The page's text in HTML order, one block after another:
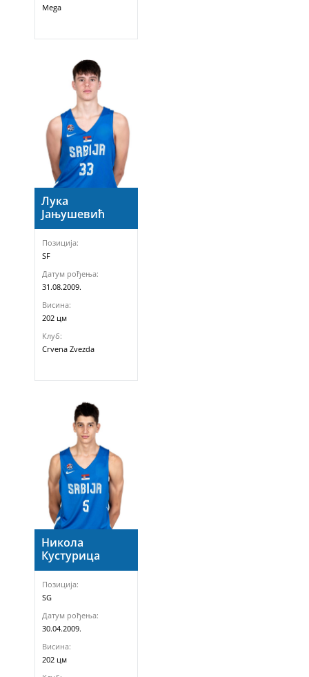
Mega
Лука
Јањушевић
Позиција:
SF
Датум рођења:
31.08.2009.
Висина:
202 цм
Клуб:
Crvena Zvezda
Никола
Кустурица
Позиција:
SG
Датум рођења:
30.04.2009.
Висина:
202 цм